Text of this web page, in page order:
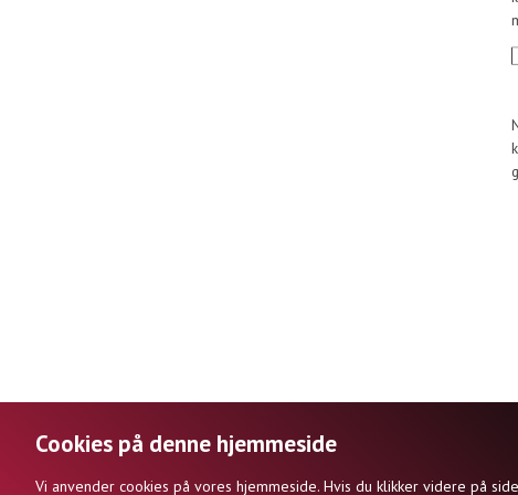
Cookies på denne hjemmeside
Vi anvender cookies på vores hjemmeside. Hvis du klikker videre på